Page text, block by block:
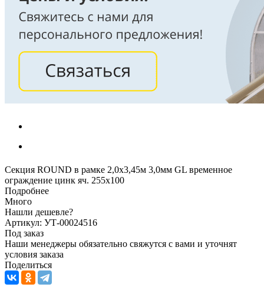
Секция ROUND в рамке 2,0х3,45м 3,0мм GL временное
ограждение цинк яч. 255х100
Подробнее
Много
Нашли дешевле?
Артикул: УТ-00024516
Под заказ
Наши менеджеры обязательно свяжутся с вами и уточнят
условия заказа
Поделиться